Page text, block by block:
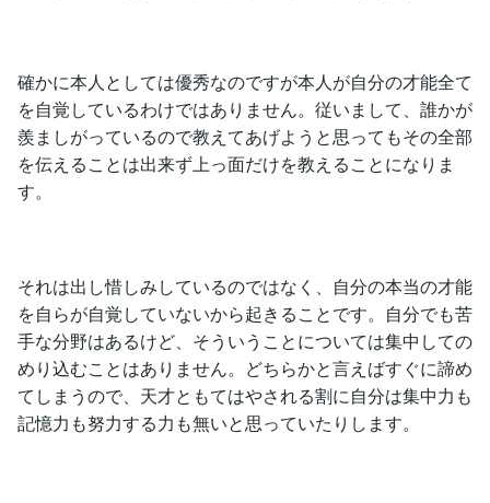
確かに本人としては優秀なのですが本人が自分の才能全て
を自覚しているわけではありません。従いまして、誰かが
羨ましがっているので教えてあげようと思ってもその全部
を伝えることは出来ず上っ面だけを教えることになりま
す。
それは出し惜しみしているのではなく、自分の本当の才能
を自らが自覚していないから起きることです。自分でも苦
手な分野はあるけど、そういうことについては集中しての
めり込むことはありません。どちらかと言えばすぐに諦め
てしまうので、天才ともてはやされる割に自分は集中力も
記憶力も努力する力も無いと思っていたりします。